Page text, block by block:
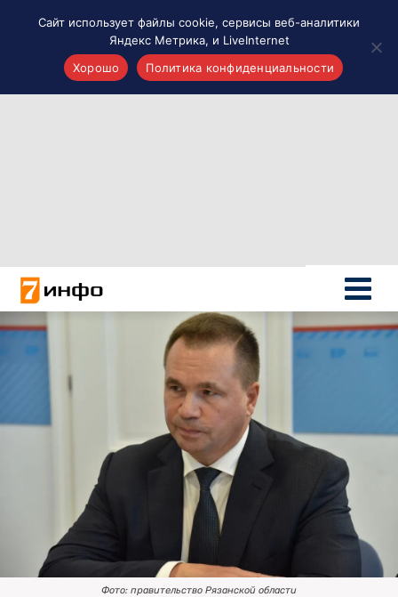
Новости России
Политика
Новости мира
Все материалы 7инфо
ПОИСК ПО САЙТУ
Фото: правительство Рязанской области
Сайт использует файлы cookie, сервисы веб-аналитики
Яндекс Метрика, и LiveInternet
Хорошо
Политика конфиденциальности